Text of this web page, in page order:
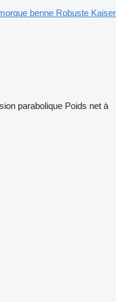
benne Robuste Kaiser
parabolique Poids net à